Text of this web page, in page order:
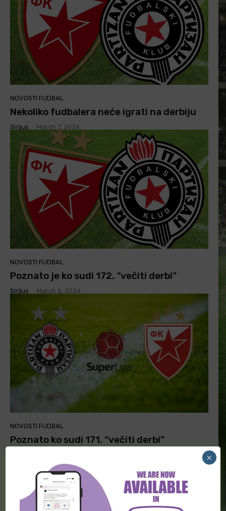
NOVOSTI FUDBAL
Nekoliko fudbalera neće igrati na derbiju
Sirijus March 7, 2024
NOVOSTI FUDBAL
Poznato je ko sudi 172. “večiti derbi”
Sirijus March 6, 2024
NOVOSTI FUDBAL
Poznato ko sudi 171. “večiti derbi”
×